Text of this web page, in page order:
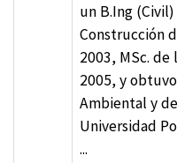
un B.Ing
Construcción
2003, MSc.
2005, y
Ambiental y
Universidad
...